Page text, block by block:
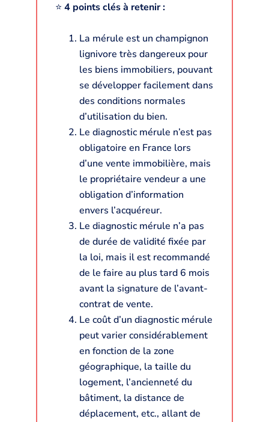
⭐️ 4 points clés à retenir :
La mérule est un champignon
lignivore très dangereux pour
les biens immobiliers, pouvant
se développer facilement dans
des conditions normales
d’utilisation du bien.
Le diagnostic mérule n’est pas
obligatoire en France lors
d’une vente immobilière, mais
le propriétaire vendeur a une
obligation d’information
envers l’acquéreur.
Le diagnostic mérule n’a pas
de durée de validité fixée par
la loi, mais il est recommandé
de le faire au plus tard 6 mois
avant la signature de l’avant-
contrat de vente.
Le coût d’un diagnostic mérule
peut varier considérablement
en fonction de la zone
géographique, la taille du
logement, l’ancienneté du
bâtiment, la distance de
déplacement, etc., allant de